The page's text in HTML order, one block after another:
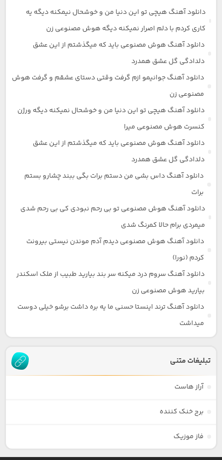
دانلود آهنگ هیچی تو این دنیا من و خوشحال نیمکنه دیگه یه
کاری کردم با دلم اصرار نمیکنه دیگه هوش مصنوعی زن
دانلود آهنگ هوش مصنوعی باید که میگذشتم از این عشق
دلدادگی گل عشق همدرد
دانلود آهنگ جوانیمو ازم گرفت وقتی دستای عشقم و گرفت هوش
مصنوعی زن
دانلود آهنگ هیچی تو این دنیا من و خوشحال نمیکنه دیگه ورژن
کنسرت هوش مصنوعی میرا
دانلود آهنگ هوش مصنوعی باید که میگذشتم از این عشق
دلدادگی گل عشق همدرد
دانلود آهنگ داس بشی من دستم برات بگی ببند چشارو بستم
برات
دانلود آهنگ هوش مصنوعی تو بی رحم نبودی کی بی رحم شدی
میمردی برام حالا کمرنگ شدی
دانلود آهنگ هوش مصنوعی دیدم آدم موندن نیستی بیرونت
کردم (نورا)
دانلود آهنگ سروم درد میکنه سر بند بیارید طبیب از ملک اسکندر
بیارید هوش مصنوعی زن
دانلود آهنگ ترند اینستا حسنی ما یه بره داشت برشو خیلی دوست
میداشت
تبلیغات متنی
آراز هاست
برج خنک کننده
فاز موزیک